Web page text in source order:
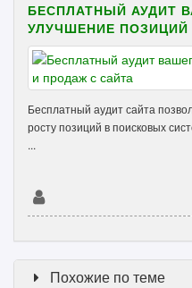
БЕСПЛАТНЫЙ АУДИТ
УЛУЧШЕНИЕ
Бесплатный аудит сайта
росту позиций в поисковых
...
Похожие по теме